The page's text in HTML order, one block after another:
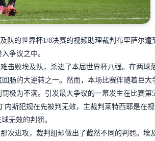
队的世界杯1/8决赛的视频助理裁判布里萨尔遭
争议之中。
击败埃及队，杀进了本届世界杯八强。在两球
肠的大逆转之一。然而，本场比赛伴随着巨大
极为不满。引发最大争议的一幕发生在比赛第
斯犯规在先被判无效，主裁判莱特西耶是在
无效的判罚。
次进攻，裁判组却做出了截然不同的判罚。埃